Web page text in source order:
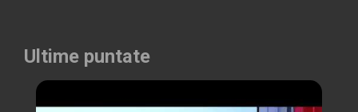
Ultime puntate